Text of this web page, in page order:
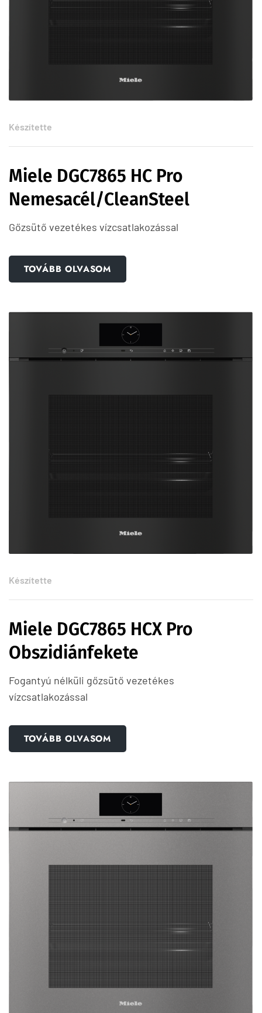
Készítette
Miele DGC7865 HC Pro
Nemesacél/CleanSteel
Gőzsütő vezetékes vízcsatlakozással
TOVÁBB OLVASOM
Készítette
Miele DGC7865 HCX Pro
Obszidiánfekete
Fogantyú nélküli gőzsütő vezetékes
vízcsatlakozással
TOVÁBB OLVASOM